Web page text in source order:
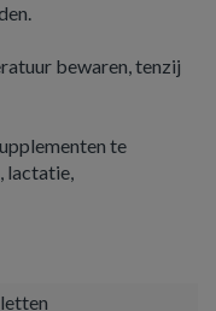
bewaren, tenzij
te
lactatie,